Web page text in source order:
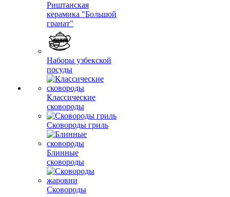
Риштанская
керамика "Большой
гранат"
Наборы узбекской
посуды
Классические
сковороды
Сковороды гриль
Блинные
сковороды
Сковороды